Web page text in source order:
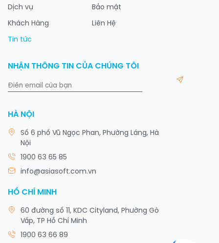
Dịch vụ
Khách Hàng
Tin tức
Bảo mật
Liên Hệ
NHẬN THÔNG TIN CỦA CHÚNG TÔI
HÀ NỘI
Số 6 phố Vũ Ngọc Phan, Phường Láng, Hà
Nội
1900 63 65 85
info@asiasoft.com.vn
HỒ CHÍ MINH
60 đường số 11, KDC Cityland, Phường Gò
Vấp, TP Hồ Chí Minh
1900 63 66 89